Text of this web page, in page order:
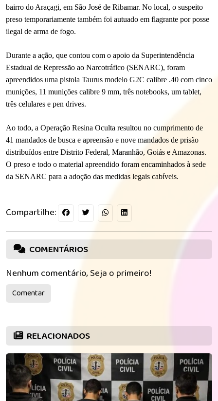
bairro do Araçagi, em São José de Ribamar. No local, o suspeito
preso temporariamente também foi autuado em flagrante por posse
ilegal de arma de fogo.
Durante a ação, que contou com o apoio da Superintendência
Estadual de Repressão ao Narcotráfico (SENARC), foram
apreendidos uma pistola Taurus modelo G2C calibre .40 com cinco
munições, 11 munições calibre 9 mm, três notebooks, um tablet,
três celulares e pen drives.
Ao todo, a Operação Resina Oculta resultou no cumprimento de
41 mandados de busca e apreensão e nove mandados de prisão
distribuídos entre Distrito Federal, Maranhão, Goiás e Amazonas.
O preso e todo o material apreendido foram encaminhados à sede
da SENARC para a adoção das medidas legais cabíveis.
Compartilhe:
COMENTÁRIOS
Nenhum comentário, Seja o primeiro!
Comentar
RELACIONADOS